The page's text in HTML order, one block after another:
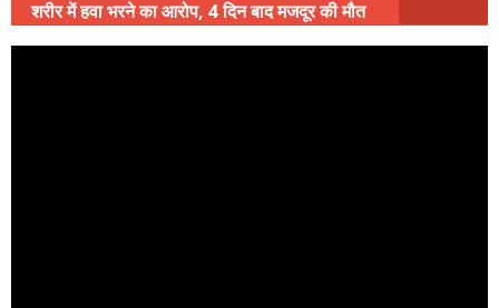
शरीर में हवा भरने का आरोप, 4 दिन बाद मजदूर की मौत